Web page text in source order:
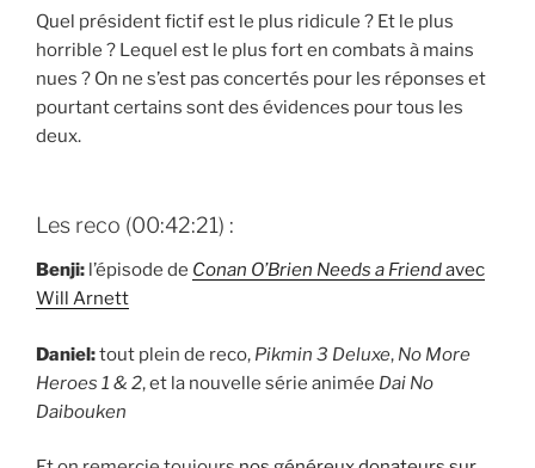
Quel président fictif est le plus ridicule ? Et le plus
horrible ? Lequel est le plus fort en combats à mains
nues ? On ne s’est pas concertés pour les réponses et
pourtant certains sont des évidences pour tous les
deux.
Les reco (00:42:21) :
Benji: l’épisode de Conan O’Brien Needs a Friendavec
Will Arnett
Daniel:tout plein de reco, Pikmin 3 Deluxe, No More
Heroes 1 & 2, et la nouvelle série animée Dai No
Daibouken